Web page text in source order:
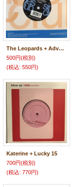
The Leopards + Adventures In Stereo / Singles Club #1
500円(税別)
(税込: 550円)
Katerine + Lucky 15
700円(税別)
(税込: 770円)